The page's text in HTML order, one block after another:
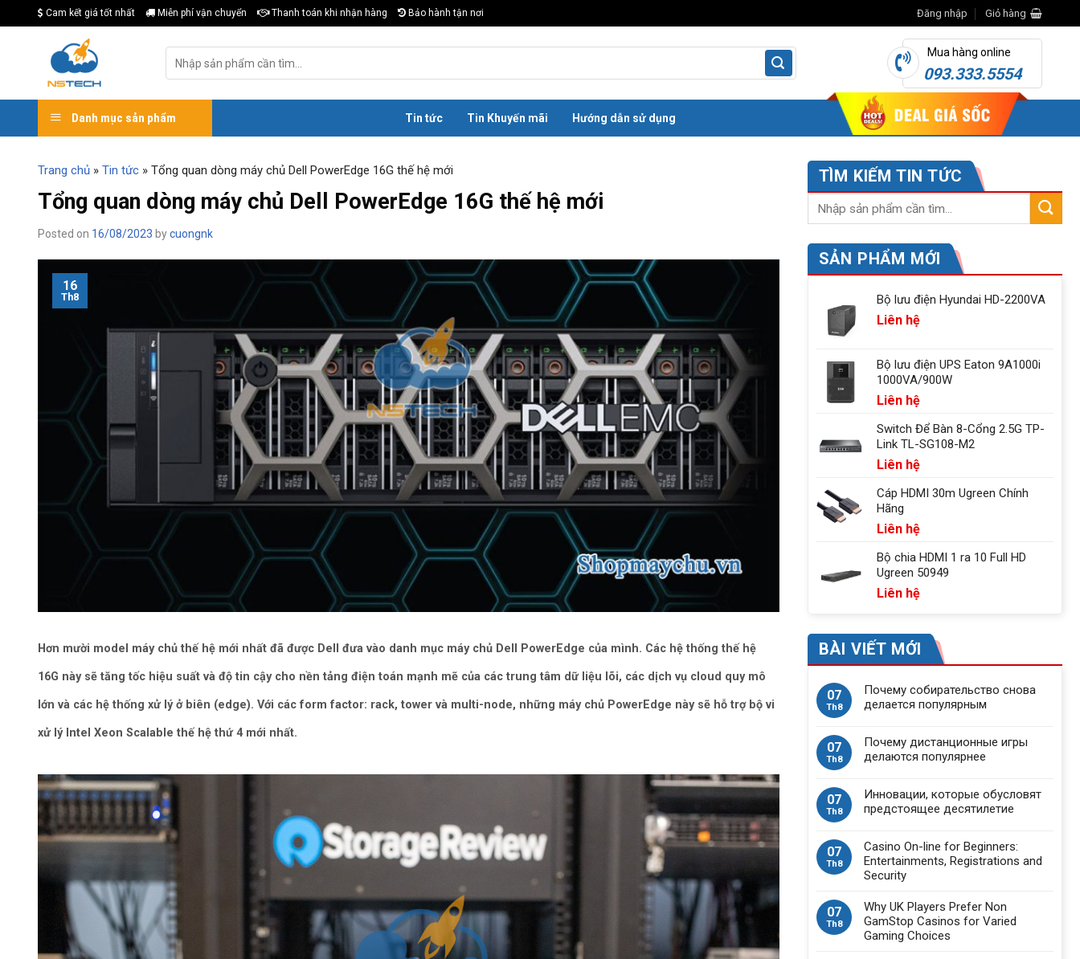
to
Cam kết giá tốt nhất Miễn phí vận chuyển Thanh toán khi nhận hàng Bảo hành tận nơi Đăng nhập Giỏ hàng
kiếm:
Mua hàng online
093.333.5554
Danh mục sản phẩm Tin tức Tin Khuyến mãi Hướng dẫn sử dụng
Trang chủ » Tin tức » Tổng quan dòng máy chủ Dell PowerEdge 16G thế hệ mới
Tổng quan dòng máy chủ Dell PowerEdge 16G thế hệ mới
Posted on 16/08/2023 bycuongnk
16
Th8
Hơn mười model máy chủ thế hệ mới nhất đã được Dell đưa vào danh mục máy chủ Dell PowerEdge của mình. Các hệ thống thế hệ
16G này sẽ tăng tốc hiệu suất và độ tin cậy cho nền tảng điện toán mạnh mẽ của các trung tâm dữ liệu lõi, các dịch vụ cloud quy mô
lớn và các hệ thống xử lý ở biên (edge). Với các form factor: rack, tower và multi-node, những máy chủ PowerEdge này sẽ hỗ trợ bộ vi
xử lý Intel Xeon Scalable thế hệ thứ 4 mới nhất.
TÌM KIẾM TIN TỨC
SẢN PHẨM MỚI
Bộ lưu điện Hyundai HD-2200VA
Liên hệ
Bộ lưu điện UPS Eaton 9A1000i
1000VA/900W
Liên hệ
Switch Để Bàn 8-Cổng 2.5G TP-
Link TL-SG108-M2
Liên hệ
Cáp HDMI 30m Ugreen Chính
Hãng
Liên hệ
Bộ chia HDMI 1 ra 10 Full HD
Ugreen 50949
Liên hệ
BÀI VIẾT MỚI
07
Th8
Почему собирательство снова
делается популярным
07
Th8
Почему дистанционные игры
делаются популярнее
07
Th8
Инновации, которые обусловят
предстоящее десятилетие
07
Th8
Casino On-line for Beginners:
Entertainments, Registrations and
Security
07
Th8
Why UK Players Prefer Non
GamStop Casinos for Varied
Gaming Choices